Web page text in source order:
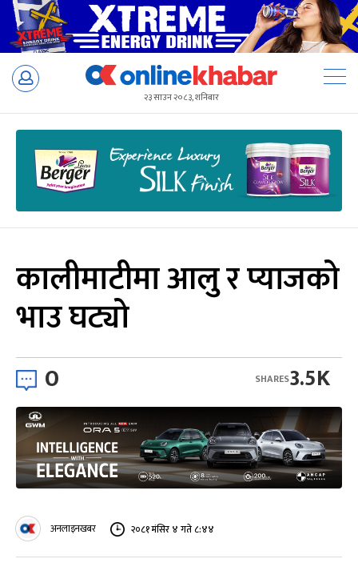
Skip
२३ साउन २०८३, शनिबार
कालीमाटीमा आलु र प्याजको
भाउ घट्यो
0 3.5K
SHARES
अनलाइनखबर २०८१ मंसिर ४ गते ८:४४